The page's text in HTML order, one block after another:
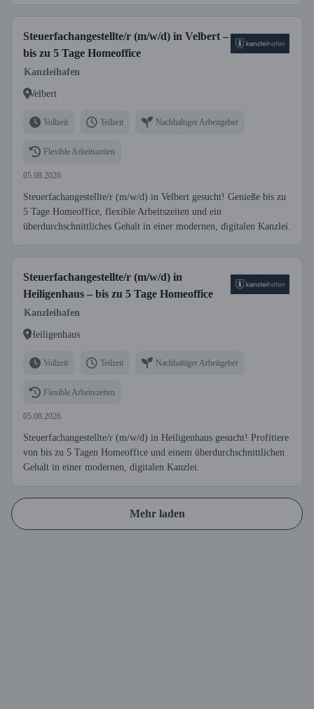
Steuerfachangestellte/r (m/w/d) in Velbert –
bis zu 5 Tage Homeoffice
Kanzleihafen
Velbert
Vollzeit Teilzeit Nachhaltiger Arbeitgeber
Flexible Arbeitszeiten
05.08.2026
Steuerfachangestellte/r (m/w/d) in Velbert gesucht! Genieße bis zu
5 Tage Homeoffice, flexible Arbeitszeiten und ein
überdurchschnittliches Gehalt in einer modernen, digitalen Kanzlei.
Steuerfachangestellte/r (m/w/d) in
Heiligenhaus – bis zu 5 Tage Homeoffice
Kanzleihafen
Heiligenhaus
Vollzeit Teilzeit Nachhaltiger Arbeitgeber
Flexible Arbeitszeiten
05.08.2026
Steuerfachangestellte/r (m/w/d) in Heiligenhaus gesucht! Profitiere
von bis zu 5 Tagen Homeoffice und einem überdurchschnittlichen
Gehalt in einer modernen, digitalen Kanzlei.
Mehr laden